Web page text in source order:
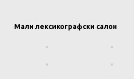
Мали лексикографски салон